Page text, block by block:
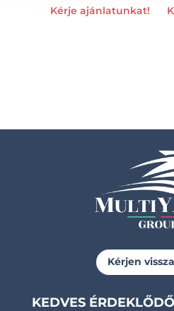
Kérje ajánlatunkat!
Kérjen
KEDVES